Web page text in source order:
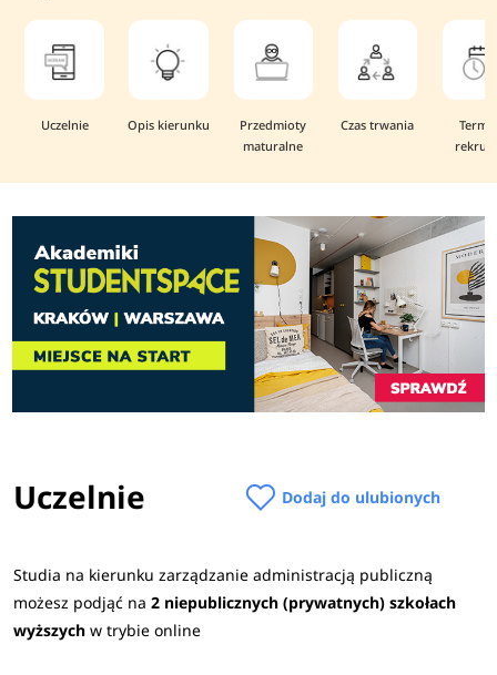
Uczelnie Opis kierunku
Przedmioty
maturalne
Czas trwania
Uczelnie Dodaj do ulubionych
Studia na kierunku zarządzanie administracją publiczną
możesz podjąć na 2 niepublicznych (prywatnych) szkołach
wyższychw trybie online